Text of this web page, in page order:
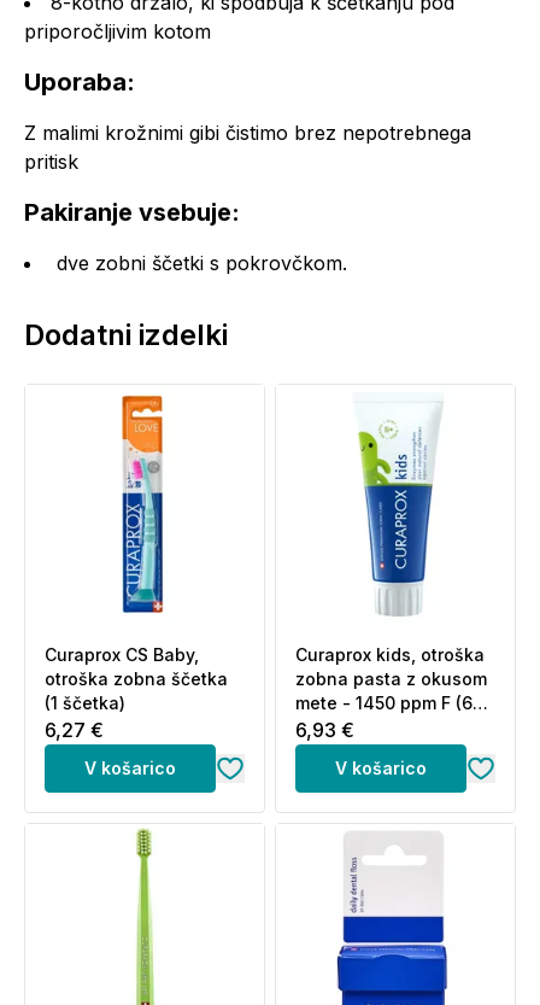
priporočljivim kotom
Uporaba:
Z malimi krožnimi gibi čistimo brez nepotrebnega
pritisk
Pakiranje vsebuje:
dve zobni ščetki s pokrovčkom.
Dodatni izdelki
Curaprox CS Baby,
otroška zobna ščetka
(1 ščetka)
6,27 €
V košarico
Curaprox kids, otroška
zobna pasta z okusom
mete - 1450 ppm F (60
ml)
6,93 €
V košarico